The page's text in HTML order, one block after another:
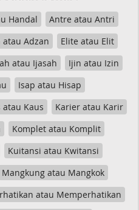
Handal
Antre atau Antri
atau Adzan
Elite atau Elit
atau Ijasah
Ijin atau Izin
Isap atau Hisap
atau Kaus
Karier atau Karir
Komplet atau Komplit
Kuitansi atau Kwitansi
Mangkung atau Mangkok
atau Memperhatikan